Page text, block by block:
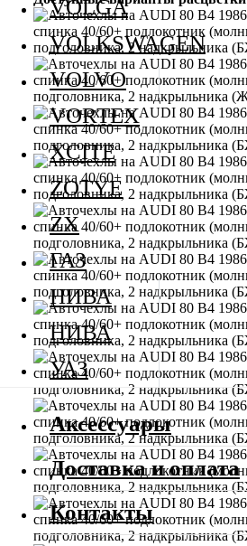
VOLGA
VOLKSWAGEN
VOLVO
VORTEX
XCITE
ZOTYE
ZX
ГАЗ
НИВА
НИВА
УАЗ
Аксессуары
Доставка и оплата
Контакты